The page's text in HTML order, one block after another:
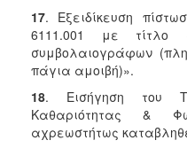
17. Εξειδίκευση
6111.001 με τίτλο
συμβολαιογράφων
πάγια αμοιβή)».
18. Εισήγηση του
Καθαριότητας &
αχρεωστήτως